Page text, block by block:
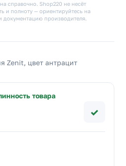
справочно. Shop220 не несёт
и полноту — ориентируйтесь на
документацию производителя.
Zenit, цвет антрацит
товара
✓